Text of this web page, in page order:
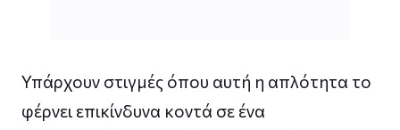
Υπάρχουν στιγμές όπου αυτή η απλότητα το
φέρνει επικίνδυνα κοντά σε ένα